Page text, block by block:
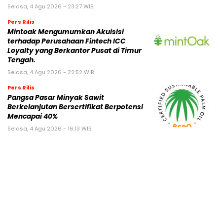
Selasa, 4 Agu 2026 - 23:27 WIB
Pers Rilis
Mintoak Mengumumkan Akuisisi
terhadap Perusahaan Fintech ICC
Loyalty yang Berkantor Pusat di Timur
Tengah.
Selasa, 4 Agu 2026 - 22:52 WIB
Pers Rilis
Pangsa Pasar Minyak Sawit
Berkelanjutan Bersertifikat Berpotensi
Mencapai 40%
Selasa, 4 Agu 2026 - 16:13 WIB